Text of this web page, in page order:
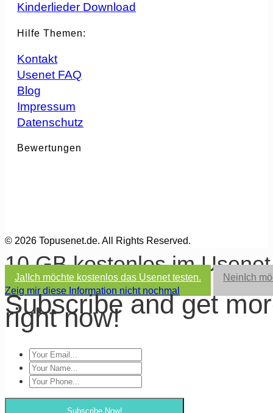
Kinderlieder Download
Hilfe Themen:
Kontakt
Usenet FAQ
Blog
Impressum
Datenschutz
Bewertungen
© 2026 Topusenet.de. All Rights Reserved.
10 GB kostenlos im
Ja! Ich möchte kostenlos das Usenet testen. Nein Ich
Zeig mir diese Information nicht nochmal
Subscribe and get
right now!
Subscribe Now!